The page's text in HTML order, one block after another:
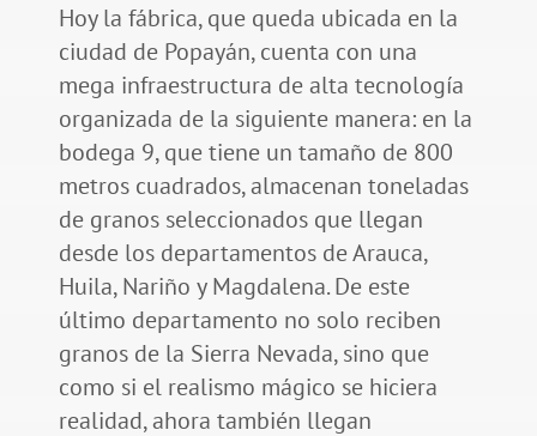
Hoy la fábrica, que queda ubicada en la
ciudad de Popayán, cuenta con una
mega infraestructura de alta tecnología
organizada de la siguiente manera: en la
bodega 9, que tiene un tamaño de 800
metros cuadrados, almacenan toneladas
de granos seleccionados que llegan
desde los departamentos de Arauca,
Huila, Nariño y Magdalena. De este
último departamento no solo reciben
granos de la Sierra Nevada, sino que
como si el realismo mágico se hiciera
realidad, ahora también llegan